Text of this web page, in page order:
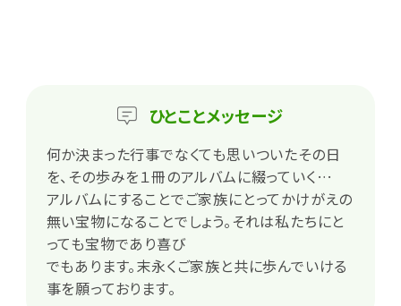
ひとことメッセージ
何か決まった行事でなくても思いついたその日
を、その歩みを１冊のアルバムに綴っていく…
アルバムにすることでご家族にとってかけがえの
無い宝物になることでしょう。それは私たちにと
っても宝物であり喜び
でもあります。末永くご家族と共に歩んでいける
事を願っております。